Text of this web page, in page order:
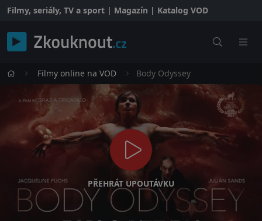
Filmy, seriály, TV a sport | Magazín | Katalog VOD
Filmy online na VOD Body Odyssey
PŘEHRÁT UPOUTÁVKU